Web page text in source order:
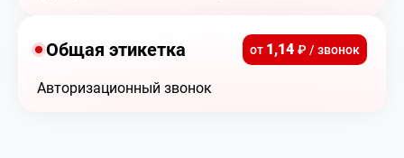
Общая этикетка от 1,14 ₽ / звонок
Авторизационный звонок